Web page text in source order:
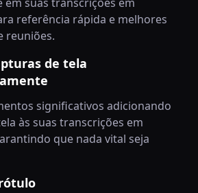
referência rápida e melhores
reuniões.
de tela
significativos adicionando
às suas transcrições em
que nada vital seja